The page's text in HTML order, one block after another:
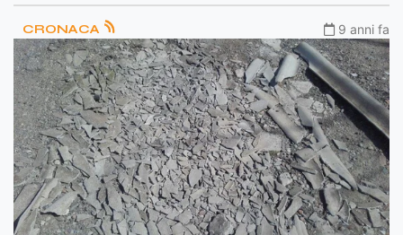
CRONACA 9 anni fa